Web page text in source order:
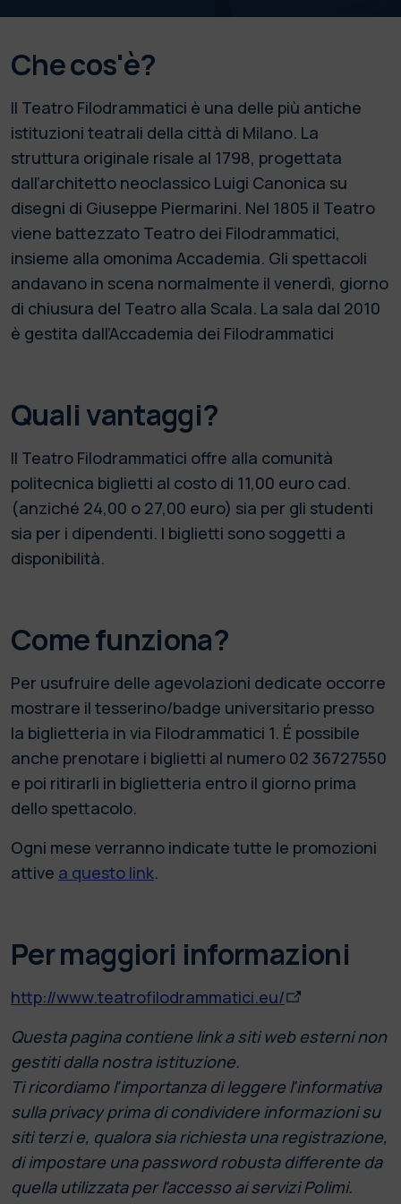
Che cos'è?
Il Teatro Filodrammatici è una delle più antiche
istituzioni teatrali della città di Milano. La
struttura originale risale al 1798, progettata
dall’architetto neoclassico Luigi Canonica su
disegni di Giuseppe Piermarini. Nel 1805 il Teatro
viene battezzato Teatro dei Filodrammatici,
insieme alla omonima Accademia. Gli spettacoli
andavano in scena normalmente il venerdì, giorno
di chiusura del Teatro alla Scala. La sala dal 2010
è gestita dall’Accademia dei Filodrammatici
Quali vantaggi?
Il Teatro Filodrammatici offre alla comunità
politecnica biglietti al costo di 11,00 euro cad.
(anziché 24,00 o 27,00 euro) sia per gli studenti
sia per i dipendenti. I biglietti sono soggetti a
disponibilità.
Come funziona?
Per usufruire delle agevolazioni dedicate occorre
mostrare il tesserino/badge universitario presso
la biglietteria in via Filodrammatici 1. É possibile
anche prenotare i biglietti al numero 02 36727550
e poi ritirarli in biglietteria entro il giorno prima
dello spettacolo.
Ogni mese verranno indicate tutte le promozioni
attive a questo link.
Per maggiori informazioni
http://www.teatrofilodrammatici.eu/
Questa pagina contiene link a siti web esterni non
gestiti dalla nostra istituzione.
Ti ricordiamo l'importanza di leggere l'informativa
sulla privacy prima di condividere informazioni su
siti terzi e, qualora sia richiesta una registrazione,
di impostare una password robusta differente da
quella utilizzata per l'accesso ai servizi Polimi.